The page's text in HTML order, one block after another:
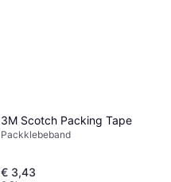
3M Scotch Packing Tape
Packklebeband
€ 3,43